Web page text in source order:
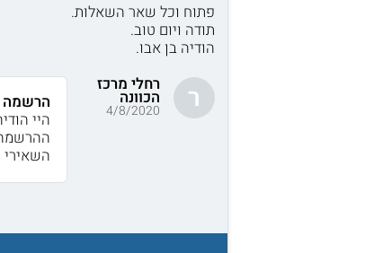
פתוח וכל שאר השאלות.
תודה ויום טוב.
הודיה בן אבו.
ר רחלי מרכז
הכוונה
4/8/2020
הרשמה
היי